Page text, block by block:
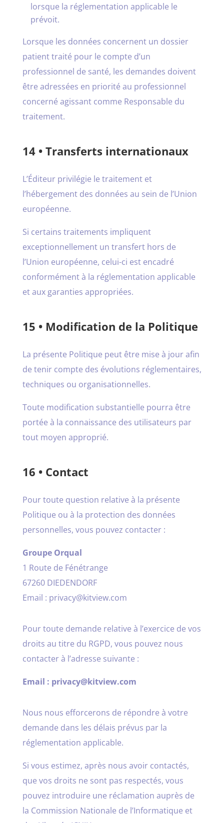
lorsque la réglementation applicable le
prévoit.
Lorsque les données concernent un dossier
patient traité pour le compte d’un
professionnel de santé, les demandes doivent
être adressées en priorité au professionnel
concerné agissant comme Responsable du
traitement.
14 • Transferts internationaux
L’Éditeur privilégie le traitement et
l’hébergement des données au sein de l’Union
européenne.
Si certains traitements impliquent
exceptionnellement un transfert hors de
l’Union européenne, celui-ci est encadré
conformément à la réglementation applicable
et aux garanties appropriées.
15 • Modification de la Politique
La présente Politique peut être mise à jour afin
de tenir compte des évolutions réglementaires,
techniques ou organisationnelles.
Toute modification substantielle pourra être
portée à la connaissance des utilisateurs par
tout moyen approprié.
16 • Contact
Pour toute question relative à la présente
Politique ou à la protection des données
personnelles, vous pouvez contacter :
Groupe Orqual
1 Route de Fénétrange
67260 DIEDENDORF
Email : privacy@kitview.com
Pour toute demande relative à l’exercice de vos
droits au titre du RGPD, vous pouvez nous
contacter à l’adresse suivante :
Email : privacy@kitview.com
Nous nous efforcerons de répondre à votre
demande dans les délais prévus par la
réglementation applicable.
Si vous estimez, après nous avoir contactés,
que vos droits ne sont pas respectés, vous
pouvez introduire une réclamation auprès de
la Commission Nationale de l’Informatique et